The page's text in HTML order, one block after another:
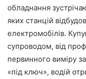
обладнання
яких станцій
електромобілів.
супроводом, від
первинного виміру
«під ключ», водій